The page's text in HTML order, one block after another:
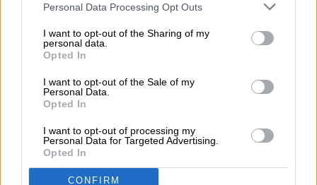
Personal Data Processing Opt Outs
I want to opt-out of the Sharing of my
personal data.
Opted In
I want to opt-out of the Sale of my
Personal Data.
Opted In
I want to opt-out of processing my
Personal Data for Targeted Advertising.
Opted In
CONFIRM
aplicación de Android
tienda deGoogle Playy utilizarla tal como
si estuvieran en un celular. Si te interesa
saber más sobre las Chromebook, puedes
revisar nuestro
detallamos todo lo que tiene para ofrecer.